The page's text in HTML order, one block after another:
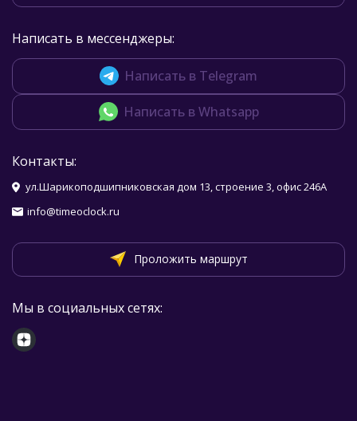
Написать в мессенджеры:
Написать в Telegram
Написать в Whatsapp
Контакты:
ул.Шарикоподшипниковская дом 13, строение 3, офис 246А
info@timeoclock.ru
Проложить маршрут
Мы в социальных сетях: